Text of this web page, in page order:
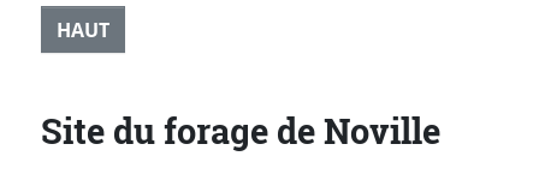
HAUT
Site du forage de Noville